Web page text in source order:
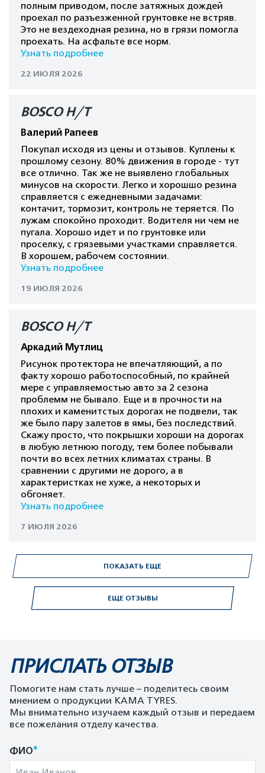
ЕЩЕ ОТЗЫВЫ
полным приводом, после затяжных дождей
проехал по разъезженной грунтовке не встряв.
Это не вездеходная резина, но в грязи помогла
проехать. На асфальте все норм.
Узнать подробнее
22 ИЮЛЯ 2026
BOSCO H/T
Валерий Рапеев
Покупал исходя из цены и отзывов. Куплены к
прошлому сезону. 80% движения в городе - тут
все отлично. Так же не выявлено глобальных
минусов на скорости. Легко и хорошшо резина
справляется с ежедневными задачами:
контачит, тормозит, контроль не теряется. По
лужам спокойно проходит. Водителя ни чем не
пугала. Хорошо идет и по грунтовке или
проселку, с грязевыми участками справляется.
В хорошем, рабочем состоянии.
Узнать подробнее
19 ИЮЛЯ 2026
BOSCO H/T
Аркадий Мутлиц
Рисунок протектора не впечатляющий, а по
факту хорошо работоспособный, по крайней
мере с управляемостью авто за 2 сезона
проблемм не бывало. Еще и в прочности на
плохих и каменитстых дорогах не подвели, так
же было пару залетов в ямы, без последствий.
Скажу просто, что покрышки хороши на дорогах
в любую летнюю погоду, тем более побывали
почти во всех летних климатах страны. В
сравнении с другими не дорого, а в
характеристках не хуже, а некоторых и
обгоняет.
Узнать подробнее
7 ИЮЛЯ 2026
ПОКАЗАТЬ ЕЩЕ
ПРИСЛАТЬ ОТЗЫВ
Помогите нам стать лучше – поделитесь своим
мнением о продукции KAMA TYRES.
Мы внимательно изучаем каждый отзыв и передаем
все пожелания отделу качества.
ФИО*